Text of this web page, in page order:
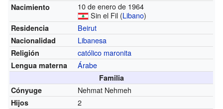
Nacimiento
10 de enero de 1964
Sin el Fil (Libano)
Residencia Beirut
Nacionalidad Libanesa
Religión católico maronita
Lengua materna Árabe
Familia
Cónyuge
Nehmat Nehmeh
Hijos 2